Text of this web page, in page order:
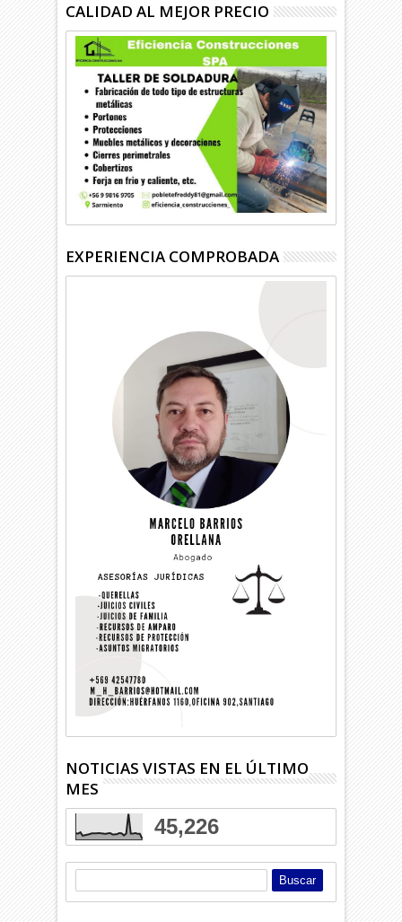
CALIDAD AL MEJOR PRECIO
EXPERIENCIA COMPROBADA
NOTICIAS VISTAS EN EL ÚLTIMO
MES
45,226